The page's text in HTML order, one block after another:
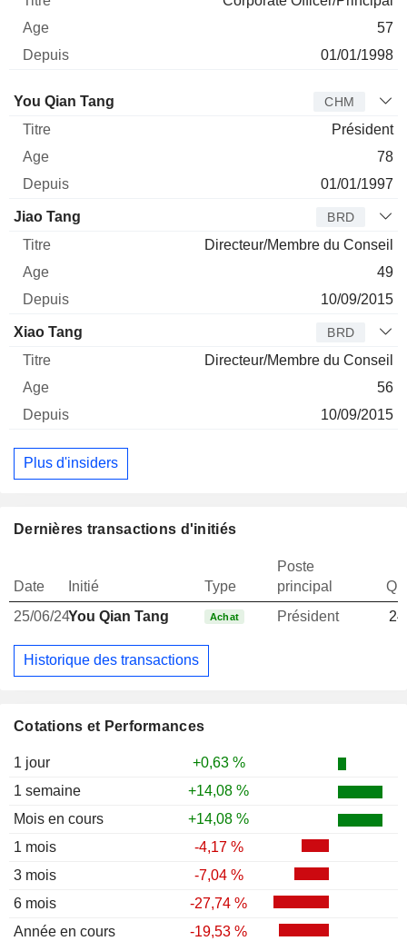
Cotations et Performances
1 jour
+0,63 %
1 semaine
+14,08 %
Mois en cours
+14,08 %
1 mois
-4,17 %
3 mois
-7,04 %
6 mois
-27,74 %
Année en cours
-19,53 %
57
01/01/1998
Administrateur
You Qian Tang CHM
Président
78
01/01/1997
Jiao Tang BRD
Directeur/Membre du Conseil
49
10/09/2015
Xiao Tang BRD
Directeur/Membre du Conseil
56
10/09/2015
Plus d'insiders
Dernières transactions d'initiés
Date Initié Type
Poste
principal
25/06/24You Qian Tang Achat Président
Historique des transactions